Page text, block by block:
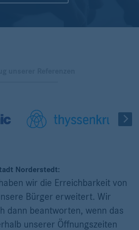
Norderstedt:
wir die Erreichbarkeit von
Bürger erweitert. Wir
dann beantworten, wenn das
unserer Öffnungszeiten